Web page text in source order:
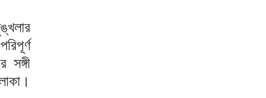
সঙ্গী